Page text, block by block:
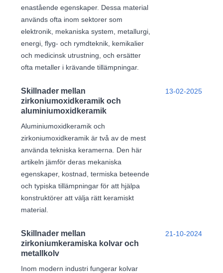
enastående egenskaper. Dessa material
används ofta inom sektorer som
elektronik, mekaniska system, metallurgi,
energi, flyg- och rymdteknik, kemikalier
och medicinsk utrustning, och ersätter
ofta metaller i krävande tillämpningar.
Skillnader mellan
zirkoniumoxidkeramik och
aluminiumoxidkeramik
Aluminiumoxidkeramik och
zirkoniumoxidkeramik är två av de mest
använda tekniska keramerna. Den här
artikeln jämför deras mekaniska
egenskaper, kostnad, termiska beteende
och typiska tillämpningar för att hjälpa
konstruktörer att välja rätt keramiskt
material.
13-02-2025
Skillnader mellan
zirkoniumkeramiska kolvar och
metallkolv
Inom modern industri fungerar kolvar
21-10-2024